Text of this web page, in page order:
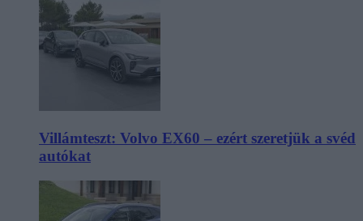
Villámteszt: Volvo EX60 – ezért szeretjük a svéd
autókat